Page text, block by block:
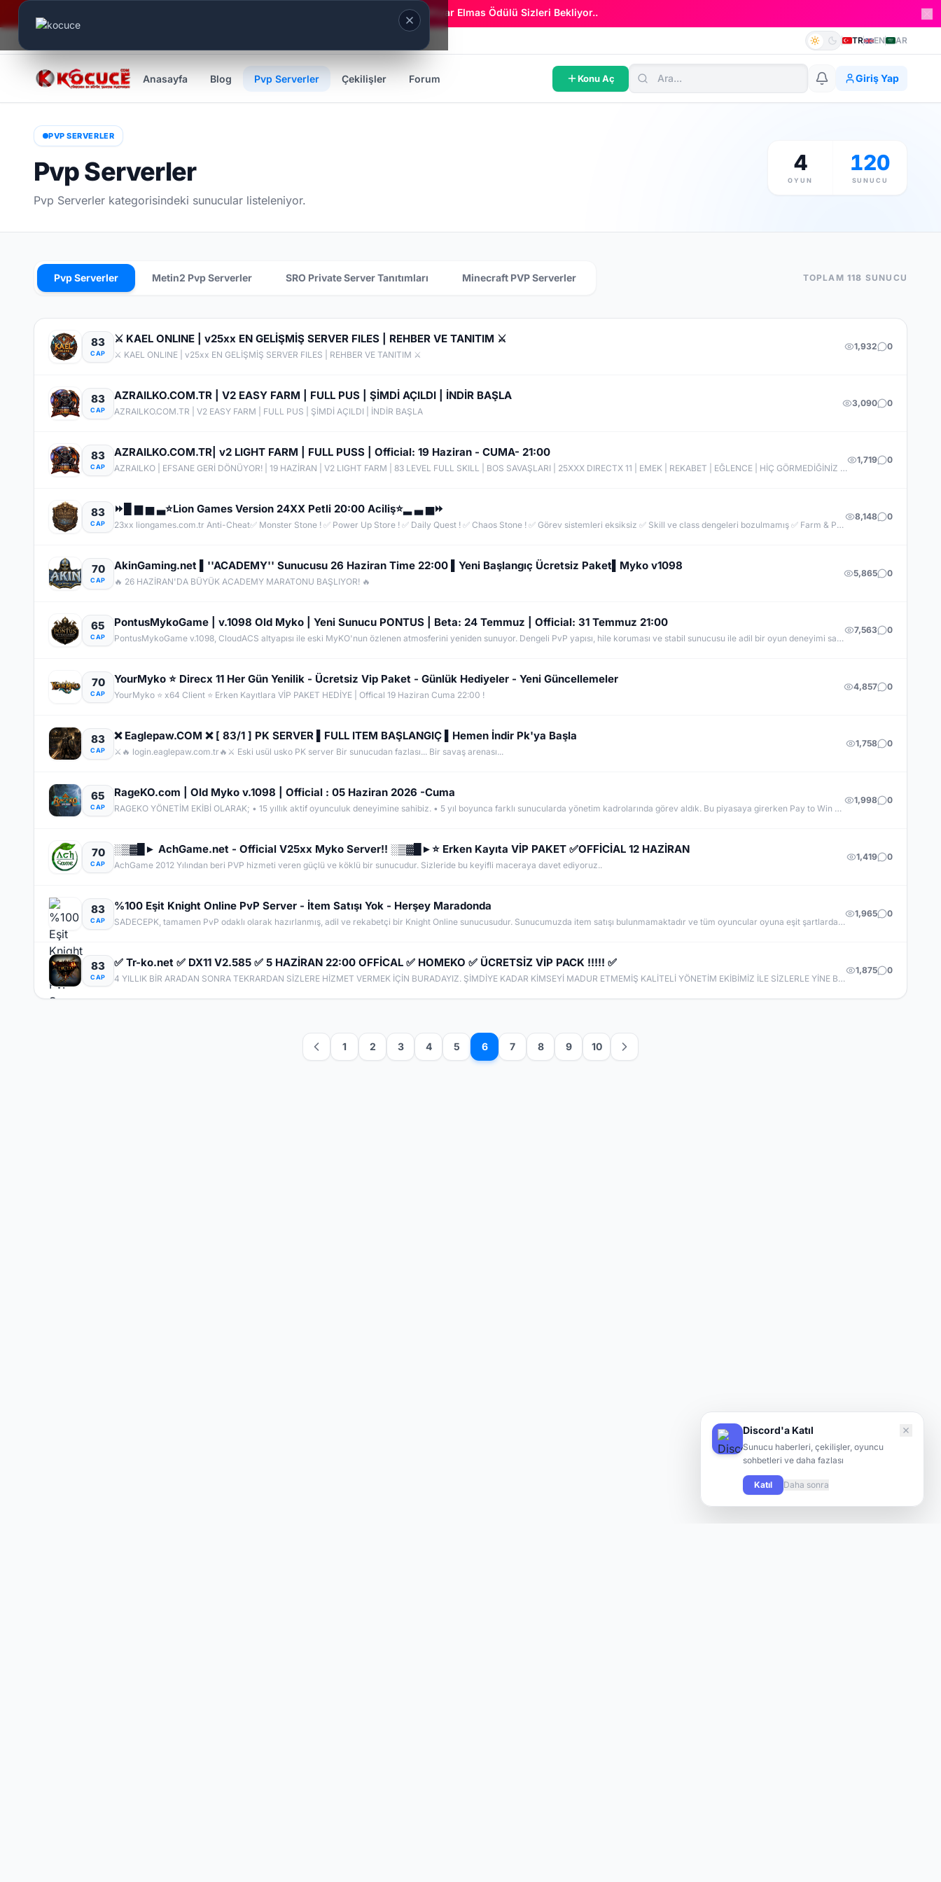
Era Online - 2 Milyar Elmas Ödülü Sizleri Bekliyor..
TR EN AR
Anasayfa Blog Pvp Serverler Çekilişler Forum Konu Aç Giriş Yap
PVP SERVERLER
Pvp Serverler
Pvp Serverler kategorisindeki sunucular listeleniyor.
4
OYUN
120
SUNUCU
Pvp Serverler Metin2 Pvp Serverler SRO Private Server Tanıtımları Minecraft PVP Serverler TOPLAM 118 SUNUCU
83
CAP
⚔️ KAEL ONLINE | v25xx EN GELİŞMİŞ SERVER FILES | REHBER VE TANITIM ⚔️
⚔️ KAEL ONLINE | v25xx EN GELİŞMİŞ SERVER FILES | REHBER VE TANITIM ⚔️
1,932 0
83
CAP
AZRAILKO.COM.TR | V2 EASY FARM | FULL PUS | ŞİMDİ AÇILDI | İNDİR BAŞLA
AZRAILKO.COM.TR | V2 EASY FARM | FULL PUS | ŞİMDİ AÇILDI | İNDİR BAŞLA
3,090 0
83
CAP
AZRAILKO.COM.TR| v2 LIGHT FARM | FULL PUSS | Official: 19 Haziran - CUMA- 21:00
AZRAILKO | EFSANE GERİ DÖNÜYOR! | 19 HAZİRAN | V2 LIGHT FARM | 83 LEVEL FULL SKILL | BOS SAVAŞLARI | 25XXX DIRECTX 11 | EMEK | REKABET | EĞLENCE | HİÇ GÖRMEDİĞİNİZ İTEMLER İLE | SEN DE YERİNİ AL! | KRALLARIN SAVAŞI BAŞLIYOR! www.azrailko.com.tr
1,719 0
83
CAP
⏩█ ▆ ▅ ▃⭐Lion Games Version 24XX Petli 20:00 Aciliş⭐▂ ▃ ▅⏩
23xx liongames.com.tr Anti-Cheat​ ✅ Monster Stone ! ✅ Power Up Store ! ✅ Daily Quest ! ✅ Chaos Stone ! ✅ Görev sistemleri eksiksiz ✅ Skill ve class dengeleri bozulmamış ✅ Farm & PvP dengesi uygun
8,148 0
70
CAP
AkinGaming.net ▌''ACADEMY'' Sunucusu 26 Haziran Time 22:00 ▌Yeni Başlangıç Ücretsiz Paket▌Myko v1098
🔥 26 HAZİRAN'DA BÜYÜK ACADEMY MARATONU BAŞLIYOR! 🔥
5,865 0
65
CAP
PontusMykoGame | v.1098 Old Myko | Yeni Sunucu PONTUS | Beta: 24 Temmuz | Official: 31 Temmuz 21:00
PontusMykoGame v.1098, CloudACS altyapısı ile eski MyKO'nun özlenen atmosferini yeniden sunuyor. Dengeli PvP yapısı, hile koruması ve stabil sunucusu ile adil bir oyun deneyimi sağlar. Klasik haritalar, boss'lar ve düzenli etkinliklerle hem eski hem de yeni oyunculara hitap eden PontusMykoGame, özlediğiniz Knight Online heyecanını geri getiriyor. Hemen katılın ve maceraya başlayın!
7,563 0
70
CAP
YourMyko ⭐ Direcx 11 Her Gün Yenilik - Ücretsiz Vip Paket - Günlük Hediyeler - Yeni Güncellemeler
YourMyko ⭐ x64 Client ⭐ Erken Kayıtlara VİP PAKET HEDİYE | Offical 19 Haziran Cuma 22:00 !
4,857 0
83
CAP
❌ Eaglepaw.COM ❌ [ 83/1 ] PK SERVER ▌FULL ITEM BAŞLANGIÇ ▌Hemen İndir Pk'ya Başla
⚔️🔥 login.eaglepaw.com.tr🔥⚔️ Eski usül usko PK server Bir sunucudan fazlası... Bir savaş arenası...
1,758 0
65
CAP
RageKO.com | Old Myko v.1098 | Official : 05 Haziran 2026 -Cuma
RAGEKO YÖNETİM EKİBİ OLARAK; • 15 yıllık aktif oyunculuk deneyimine sahibiz. • 5 yıl boyunca farklı sunucularda yönetim kadrolarında görev aldık. Bu piyasaya girerken Pay to Win sistemlere karşı olduğumuzu net bir şekilde ifade ettik. Bizim anlayışımıza göre para sadece hız kazandırır, üstünlük sağlamaz. BURADA EMEK BOŞA GİTMEZ. BURADA KURALLAR SONRADAN DEĞİŞMEZ.
1,998 0
70
CAP
░▒▓█► AchGame.net - Official V25xx Myko Server!! ░▒▓█►⭐ Erken Kayıta VİP PAKET ✅OFFİCİAL 12 HAZİRAN
AchGame 2012 Yılından beri PVP hizmeti veren güçlü ve köklü bir sunucudur. Sizleride bu keyifli maceraya davet ediyoruz..
1,419 0
83
CAP
%100 Eşit Knight Online PvP Server - İtem Satışı Yok - Herşey Maradonda
SADECEPK, tamamen PvP odaklı olarak hazırlanmış, adil ve rekabetçi bir Knight Online sunucusudur. Sunucumuzda item satışı bulunmamaktadır ve tüm oyuncular oyuna eşit şartlarda başlamaktadır. Güçlü olmak için para harcamanıza gerek yoktur; başarı tamamen oyunculuk becerinize bağlıdır.
1,965 0
83
CAP
✅ Tr-ko.net ✅ DX11 V2.585 ✅ 5 HAZİRAN 22:00 OFFİCAL ✅ HOMEKO ✅ ÜCRETSİZ VİP PACK !!!!! ✅
4 YILLIK BİR ARADAN SONRA TEKRARDAN SİZLERE HİZMET VERMEK İÇİN BURADAYIZ. ŞİMDİYE KADAR KİMSEYİ MADUR ETMEMİŞ KALİTELİ YÖNETİM EKİBİMİZ İLE SİZLERLE YİNE BİR ARADA OLACAĞIZ.
1,875 0
1 2 3 4 5 6 7 8 9 10
Discord'a Katıl
Sunucu haberleri, çekilişler, oyuncu
sohbetleri ve daha fazlası
Katıl Daha sonra